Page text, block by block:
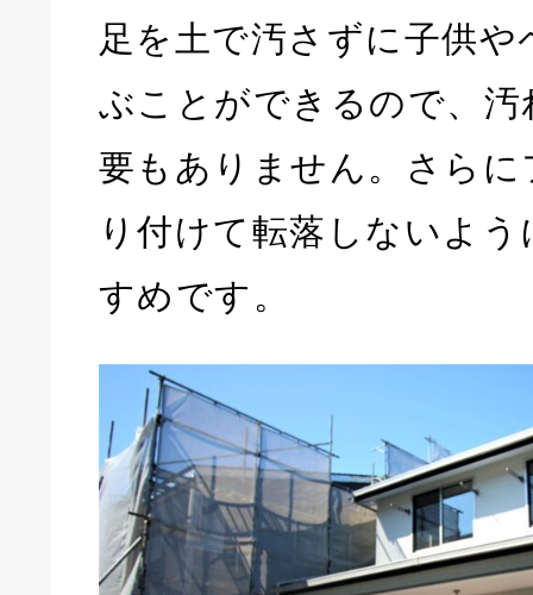
足を土で汚さずに子供
ぶことができるので、
要もありません。さら
り付けて転落しないよ
すめです。